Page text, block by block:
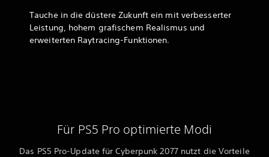
Tauche in die düstere Zukunft ein mit verbesserter
Leistung, hohem grafischem Realismus und
erweiterten Raytracing-Funktionen.
Für PS5 Pro optimierte Modi
Das PS5 Pro-Update für Cyberpunk 2077 nutzt die Vorteile